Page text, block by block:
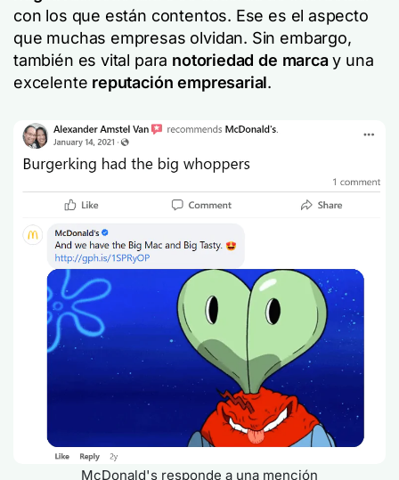
con los que están contentos. Ese es el aspecto
que muchas empresas olvidan. Sin embargo,
también es vital para notoriedad de marcay una
excelente reputación empresarial.
McDonald's responde a una mención